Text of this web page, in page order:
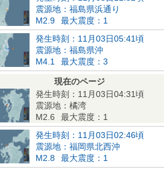
震源地：福島県浜通り
M2.9
最大震度：1
発生時刻：11月03日05:41頃
震源地：福島県沖
M4.1
最大震度：3
現在のページ
発生時刻：11月03日04:31頃
震源地：橘湾
M2.6
最大震度：1
発生時刻：11月03日02:46頃
震源地：福岡県北西沖
M2.8
最大震度：1